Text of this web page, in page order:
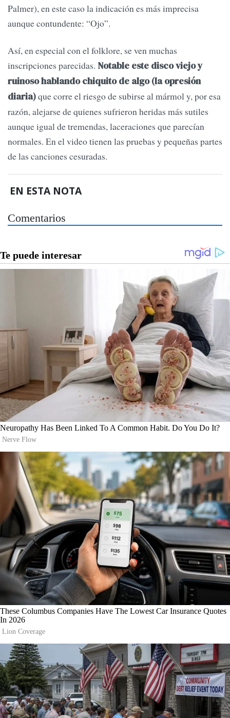
Palmer), en este caso la indicación es más imprecisa
aunque contundente: “Ojo”.
Así, en especial con el folklore, se ven muchas
inscripciones parecidas. Notable este disco viejo y
ruinoso hablando chiquito de algo (la opresión
diaria)que corre el riesgo de subirse al mármol y, por esa
razón, alejarse de quienes sufrieron heridas más sutiles
aunque igual de tremendas, laceraciones que parecían
normales. En el video tienen las pruebas y pequeñas partes
de las canciones cesuradas.
EN ESTA NOTA
Comentarios